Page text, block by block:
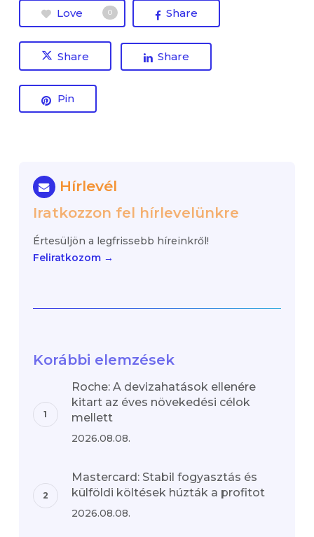
Love 0 Share
Share Share
Pin
Hírlevél
Iratkozzon fel hírlevelünkre
Értesüljön a legfrissebb híreinkről!
Feliratkozom →
Korábbi elemzések
Roche: A devizahatások ellenére
kitart az éves növekedési célok
mellett
2026.08.08.
Mastercard: Stabil fogyasztás és
külföldi költések húzták a profitot
2026.08.08.